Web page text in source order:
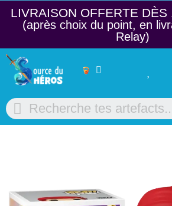
LIVRAISON OFFERTE DÈS
(après choix du point, en
Relay)